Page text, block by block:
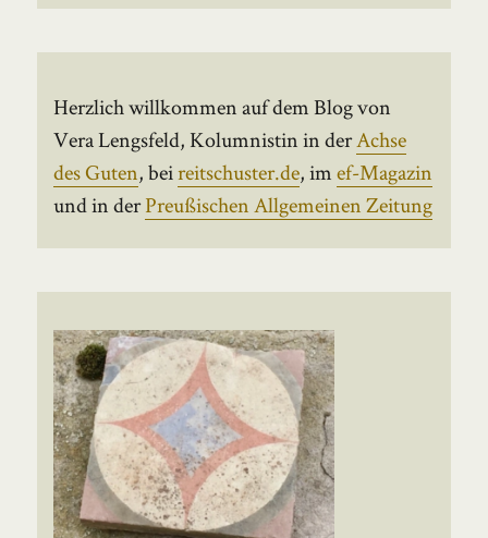
Herzlich willkommen auf dem Blog von
Vera Lengsfeld, Kolumnistin in derAchse
des Guten, beireitschuster.de, imef-Magazin
und in derPreußischen Allgemeinen Zeitung